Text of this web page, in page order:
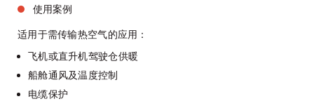
使用案例
适用于需传输热空气的应用：
飞机或直升机驾驶仓供暖
船舱通风及温度控制
电缆保护